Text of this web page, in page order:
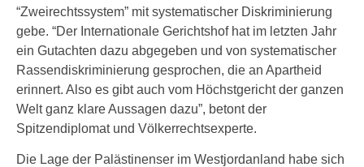
“Zweirechtssystem” mit systematischer Diskriminierung
gebe. “Der Internationale Gerichtshof hat im letzten Jahr
ein Gutachten dazu abgegeben und von systematischer
Rassendiskriminierung gesprochen, die an Apartheid
erinnert. Also es gibt auch vom Höchstgericht der ganzen
Welt ganz klare Aussagen dazu”, betont der
Spitzendiplomat und Völkerrechtsexperte.
Die Lage der Palästinenser im Westjordanland habe sich